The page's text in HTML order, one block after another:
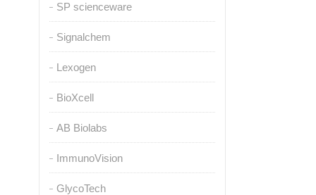
SP scienceware
Signalchem
Lexogen
BioXcell
AB Biolabs
ImmunoVision
GlycoTech